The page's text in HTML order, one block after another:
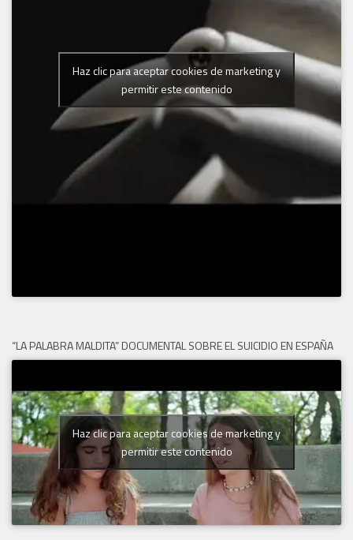
Haz clic para aceptar cookies de marketing y
permitir este contenido
“LA PALABRA MALDITA” DOCUMENTAL SOBRE EL SUICIDIO EN ESPAÑA
Haz clic para aceptar cookies de marketing y
permitir este contenido